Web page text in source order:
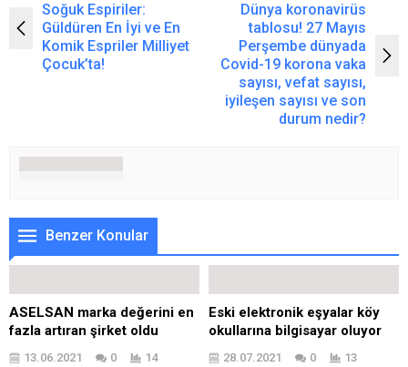
Soğuk Espiriler:
Güldüren En İyi ve En
Komik Espriler Milliyet
Çocuk’ta!
Dünya koronavirüs
tablosu! 27 Mayıs
Perşembe dünyada
Covid-19 korona vaka
sayısı, vefat sayısı,
iyileşen sayısı ve son
durum nedir?
Benzer Konular
ASELSAN marka değerini en
fazla artıran şirket oldu
13.06.2021 0 14
Eski elektronik eşyalar köy
okullarına bilgisayar oluyor
28.07.2021 0 13